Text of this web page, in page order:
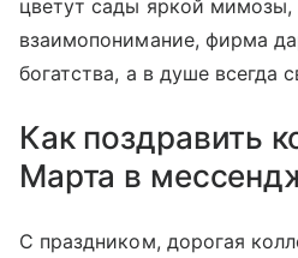
цветут сады яркой мимозы,
взаимопонимание, фирма
богатства, а в душе всегда
Как поздравить
Марта в
С праздником, дорогая